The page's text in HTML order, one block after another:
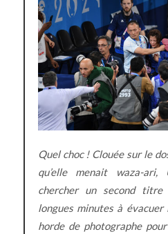
Quel choc ! Clouée sur le
qu’elle menait waza-
chercher un second
longues minutes à
horde de photographe